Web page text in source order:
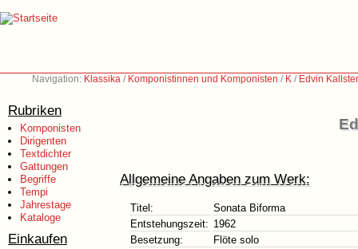
Navigation: Klassika / Komponistinnen und Komponisten / K / Edvin
Rubriken
Komponisten
Dirigenten
Textdichter
Gattungen
Begriffe
Tempi
Jahrestage
Kataloge
Einkaufen
Allgemeine Angaben zum Werk:
Titel:
Sonata Biforma
Entstehungszeit: 1962
Besetzung:
Flöte solo